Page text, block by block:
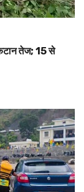
तेज; 15 से